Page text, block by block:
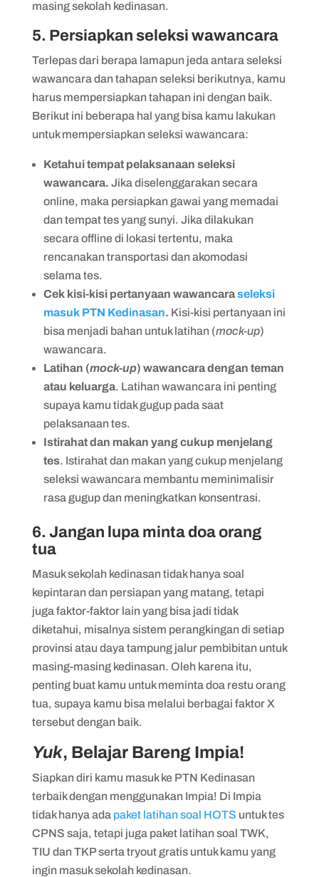
masing sekolah kedinasan.
5. Persiapkan seleksi wawancara
Terlepas dari berapa lamapun jeda antara seleksi
wawancara dan tahapan seleksi berikutnya, kamu
harus mempersiapkan tahapan ini dengan baik.
Berikut ini beberapa hal yang bisa kamu lakukan
untuk mempersiapkan seleksi wawancara:
Ketahui tempat pelaksanaan seleksi
wawancara. Jika diselenggarakan secara
online, maka persiapkan gawai yang memadai
dan tempat tes yang sunyi. Jika dilakukan
secara offline di lokasi tertentu, maka
rencanakan transportasi dan akomodasi
selama tes.
Cek kisi-kisi pertanyaan wawancaraseleksi
masuk PTN Kedinasan. Kisi-kisi pertanyaan ini
bisa menjadi bahan untuk latihan (mock-up)
wawancara.
Latihan (mock-up) wawancara dengan teman
atau keluarga. Latihan wawancara ini penting
supaya kamu tidak gugup pada saat
pelaksanaan tes.
Istirahat dan makan yang cukup menjelang
tes. Istirahat dan makan yang cukup menjelang
seleksi wawancara membantu meminimalisir
rasa gugup dan meningkatkan konsentrasi.
6. Jangan lupa minta doa orang
tua
Masuk sekolah kedinasan tidak hanya soal
kepintaran dan persiapan yang matang, tetapi
juga faktor-faktor lain yang bisa jadi tidak
diketahui, misalnya sistem perangkingan di setiap
provinsi atau daya tampung jalur pembibitan untuk
masing-masing kedinasan. Oleh karena itu,
penting buat kamu untuk meminta doa restu orang
tua, supaya kamu bisa melalui berbagai faktor X
tersebut dengan baik.
Yuk, Belajar Bareng Impia!
Siapkan diri kamu masuk ke PTN Kedinasan
terbaik dengan menggunakan Impia! Di Impia
tidak hanya ada paket latihan soal HOTS untuk tes
CPNS saja, tetapi juga paket latihan soal TWK,
TIU dan TKP serta tryout gratis untuk kamu yang
ingin masuk sekolah kedinasan.